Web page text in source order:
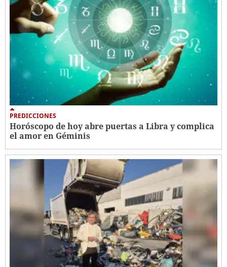
PREDICCIONES
Horóscopo de hoy abre puertas a Libra y complica
el amor en Géminis